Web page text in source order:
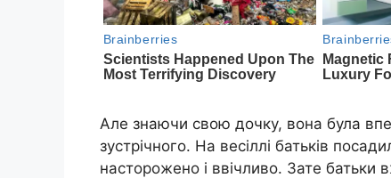
Але знаючи свою дочку, вона була
зустрічного. На весіллі батьків
насторожено і ввічливо. Зате батьки